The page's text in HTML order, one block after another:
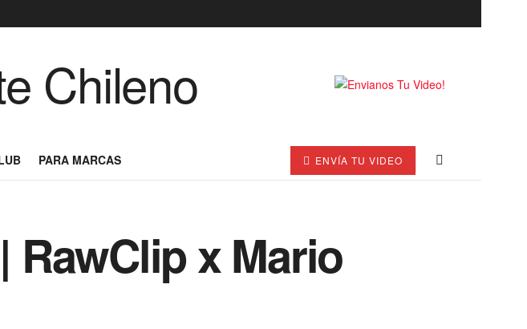
PARA MARCAS ENVÍA TU VIDEO
RawClip x Mario